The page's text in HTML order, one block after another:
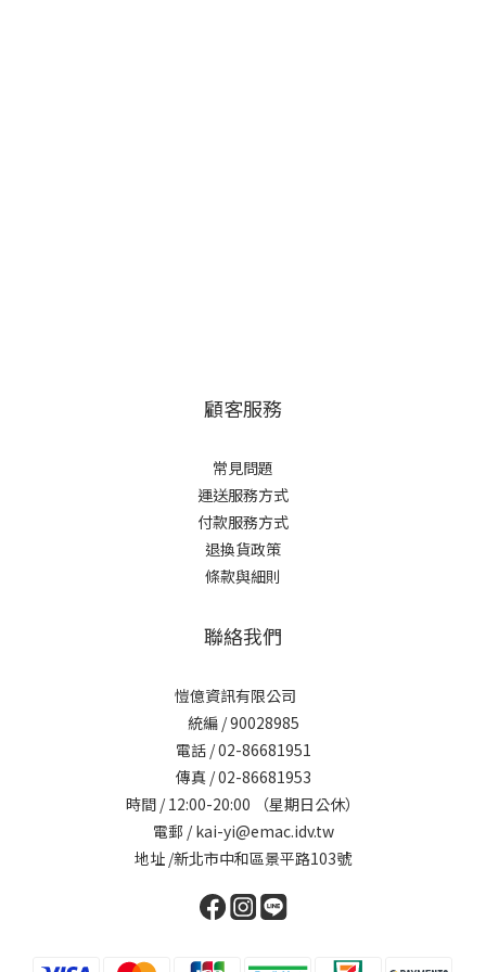
顧客服務
常見問題
運送服務方式
付款服務方式
退換貨政策
條款與細則
聯絡我們
愷億資訊有限公司
統編 / 90028985
電話 / 02-86681951
傳真 / 02-86681953
時間 / 12:00-20:00 （星期日公休）
電郵 / kai-yi@emac.idv.tw
地址 /新北市中和區景平路103號